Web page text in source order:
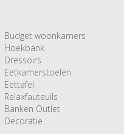
Budget woonkamers
Hoekbank
Dressoirs
Eetkamerstoelen
Eettafel
Relaxfauteuils
Banken Outlet
Decoratie